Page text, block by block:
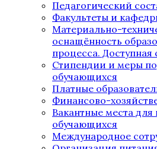
Педагогический
Факультеты и
Материально-
оснащённость
процесса. Доступная
Стипендии и меры
обучающихся
Платные
Финансово-
Вакантные места
обучающихся
Международное